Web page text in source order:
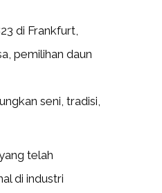
di Frankfurt,
pemilihan daun
seni, tradisi,
telah
di industri